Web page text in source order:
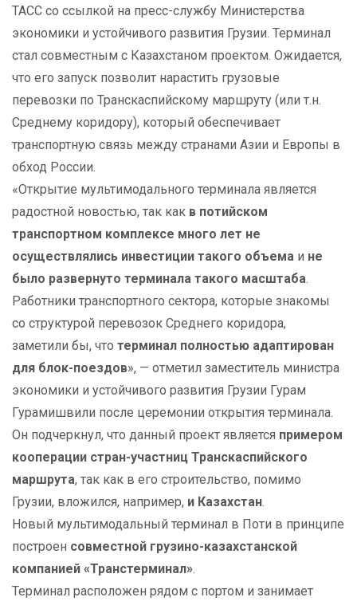
ТАСС со ссылкой на пресс-службу Министерства
экономики и устойчивого развития Грузии. Терминал
стал совместным с Казахстаном проектом. Ожидается,
что его запуск позволит нарастить грузовые
перевозки по Транскаспийскому маршруту (или т.н.
Среднему коридору), который обеспечивает
транспортную связь между странами Азии и Европы в
обход России.
«Открытие мультимодального терминала является
радостной новостью, так как в потийском
транспортном комплексе много лет не
осуществлялись инвестиции такого объема и не
было развернуто терминала такого масштаба.
Работники транспортного сектора, которые знакомы
со структурой перевозок Среднего коридора,
заметили бы, что терминал полностью адаптирован
для блок-поездов», — отметил заместитель министра
экономики и устойчивого развития Грузии Гурам
Гурамишвили после церемонии открытия терминала.
Он подчеркнул, что данный проект является примером
кооперации стран-участниц Транскаспийского
маршрута, так как в его строительство, помимо
Грузии, вложился, например, и Казахстан.
Новый мультимодальный терминал в Поти в принципе
построен совместной грузино-казахстанской
компанией «Транстерминал».
Терминал расположен рядом с портом и занимает